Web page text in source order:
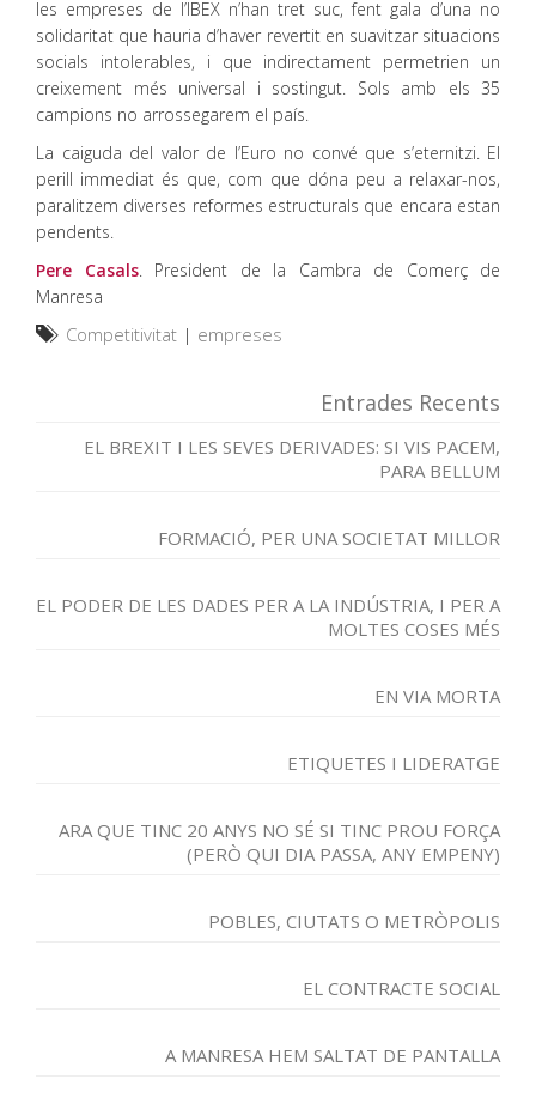
les empreses de l’IBEX n’han tret suc, fent gala d’una no
solidaritat que hauria d’haver revertit en suavitzar situacions
socials intolerables, i que indirectament permetrien un
creixement més universal i sostingut. Sols amb els 35
campions no arrossegarem el país.
La caiguda del valor de l’Euro no convé que s’eternitzi. El
perill immediat és que, com que dóna peu a relaxar-nos,
paralitzem diverses reformes estructurals que encara estan
pendents.
Pere Casals. President de la Cambra de Comerç de
Manresa
Competitivitat | empreses
Entrades Recents
EL BREXIT I LES SEVES DERIVADES: SI VIS PACEM,
PARA BELLUM
FORMACIÓ, PER UNA SOCIETAT MILLOR
EL PODER DE LES DADES PER A LA INDÚSTRIA, I PER A
MOLTES COSES MÉS
EN VIA MORTA
ETIQUETES I LIDERATGE
ARA QUE TINC 20 ANYS NO SÉ SI TINC PROU FORÇA
(PERÒ QUI DIA PASSA, ANY EMPENY)
POBLES, CIUTATS O METRÒPOLIS
EL CONTRACTE SOCIAL
A MANRESA HEM SALTAT DE PANTALLA